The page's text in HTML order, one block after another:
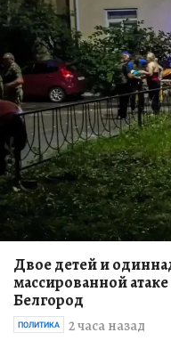
Двое детей и
массированной
Белгород
2 часа назад
ПОЛИТИКА